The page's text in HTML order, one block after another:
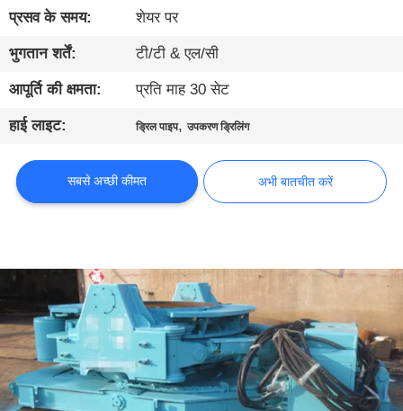
गुणवत्ता
नियंत्रण
संपर्क
करें
करें
COMPANY
NEWS
प्रसव के समय: शेयर पर
भुगतान शर्तें: टी/टी & एल/सी
आपूर्ति की क्षमता: प्रति माह 30 सेट
हाई लाइट: ड्रिल पाइप,उपकरण ड्रिलिंग
सबसे अच्छी कीमत अभी बातचीत करें